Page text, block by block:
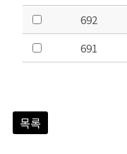
692
691
목록